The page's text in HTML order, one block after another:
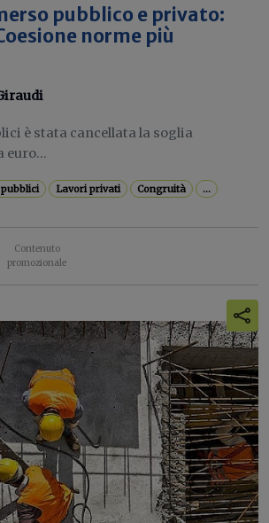
pubblico e privato:
norme più
è stata cancellata la soglia
euro...
Lavori privati Congruità ...